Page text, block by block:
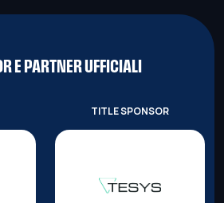
E PARTNER UFFICIALI
TITLE SPONSOR